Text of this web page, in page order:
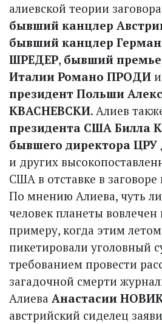
алиевской теории
бывший канцлер
бывший канцлер
ШРЕДЕР, бывший
Италии Романо ПРОДИ и
президент Польши
КВАСНЕВСКИ. Алиев
президента США Билла
бывшего директора
и других
США в отставке в заговоре
По мнению Алиева, чуть
человек планеты вовлечен
примеру, когда этим
пикетировали уголовный
требованием провести
загадочной смерти
Алиева Анастасии
австрийский сиделец